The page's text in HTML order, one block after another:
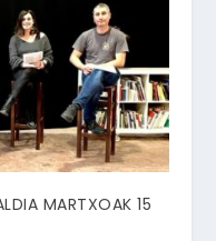
MARTXOAK 15